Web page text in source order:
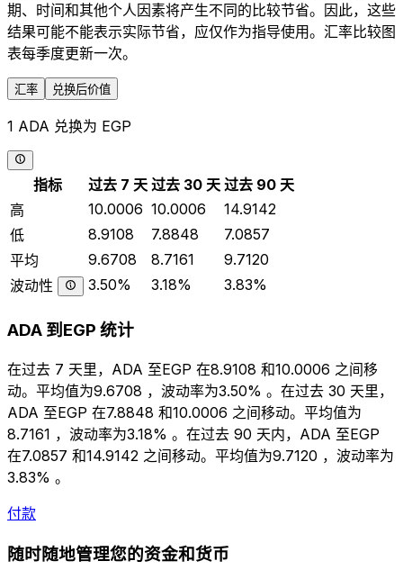
期、时间和其他个人因素将产生不同的比较节省。因此，这些
结果可能不能表示实际节省，应仅作为指导使用。汇率比较图
表每季度更新一次。
汇率 兑换后价值
1 ADA 兑换为 EGP
指标 过去 7 天 过去 30 天 过去 90 天
高
10.0006 10.0006
14.9142
低
8.9108 7.8848
7.0857
平均
9.6708 8.7161
9.7120
波动性
3.50% 3.18% 3.83%
ADA 到EGP 统计
在过去 7 天里，ADA 至EGP 在8.9108 和10.0006 之间移
动。平均值为9.6708 ，波动率为3.50% 。在过去 30 天里，
ADA 至EGP 在7.8848 和10.0006 之间移动。平均值为
8.7161 ，波动率为3.18% 。在过去 90 天内，ADA 至EGP
在7.0857 和14.9142 之间移动。平均值为9.7120 ，波动率为
3.83% 。
付款
随时随地管理您的资金和货币